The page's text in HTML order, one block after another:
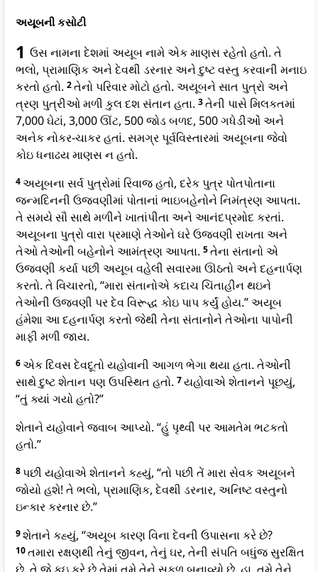
અયૂબની કસોટી
1 ઉસ નામના દેશમાં અયૂબ નામે એક માણસ રહેતો હતો. તે
ભલો, પ્રામાણિક અને દેવથી ડરનાર અને દુષ્ટ વસ્તુ કરવાની મનાઇ
કરતો હતો. 2તેનો પરિવાર મોટો હતો. અયૂબને સાત પુત્રો અને
ત્રણ પુત્રીઓ મળી કુલ દશ સંતાન હતા. 3તેની પાસે મિલકતમાં
7,000 ઘેટાં, 3,000 ઊંટ, 500 જોડ બળદ, 500 ગધેડીઓં અને
અનેક નોકર-ચાકર હતાં. સમગ્ર પૂર્વવિસ્તારમાં અયૂબના જેવો
કોઇ ધનાઢય માણસ ન હતો.
4અયૂબના સર્વ પુત્રોમાં રિવાજ હતો, દરેક પુત્ર પોતપોતાના
જન્મદિનની ઉજવણીમાં પોતાનાં ભાઇબહેનોને નિમંત્રણ આપતા.
તે સમયે સૌ સાથે મળીને ખાતાંપીતા અને આનંદપ્રમોદ કરતાં.
અયૂબના પુત્રો વારા પ્રમાણે તેઓને ઘરે ઉજવણી રાખતા અને
તેઓ તેઓની બહેનોને આમંત્રણ આપતા. 5તેના સંતાનો એ
ઉજવણી કર્યા પછી અયૂબ વહેલી સવારમા ઊઠતો અને દહનાર્પણ
કરતો. તે વિચારતો, “મારા સંતાનોએ કદાચ ચિંતાહીન થઇને
તેઓની ઉજવણી પર દેવ વિરૂદ્ધ કોઇ પાપ કર્યું હોય.” અયૂબ
હંમેશા આ દહનાર્પણ કરતો જેથી તેના સંતાનોને તેઓના પાપોની
માફી મળી જાય.
6એક દિવસ દેવદૂતો યહોવાની આગળ ભેગા થયા હતા. તેઓની
સાથે દુષ્ટ શેતાન પણ ઉપસ્થિત હતો. 7યહોવાએ શેતાનને પૂછયું,
“તું ક્યાં ગયો હતો?”
શેતાને યહોવાને જવાબ આપ્યો. “હું પૃથ્વી પર આમતેમ ભટકતો
હતો.”
8પછી યહોવાએ શેતાનને કહ્યું, “તો પછી તેં મારા સેવક અયૂબને
જોયો હશે! તે ભલો, પ્રામાણિક, દેવથી ડરનાર, અનિષ્ટ વસ્તુનો
ઇન્કાર કરનાર છે.”
9શેતાને કહ્યું, “અયૂબ કારણ વિના દેવની ઉપાસના કરે છે?
10તમારા રક્ષણથી તેનું જીવન, તેનું ઘર, તેની સંપતિ બધુંજ સુરક્ષિત